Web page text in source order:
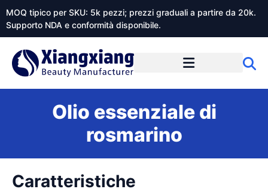
MOQ tipico per SKU: 5k pezzi; prezzi graduali a partire da 20k.
Supporto NDA e conformità disponibile.
Olio essenziale di
rosmarino
Caratteristiche